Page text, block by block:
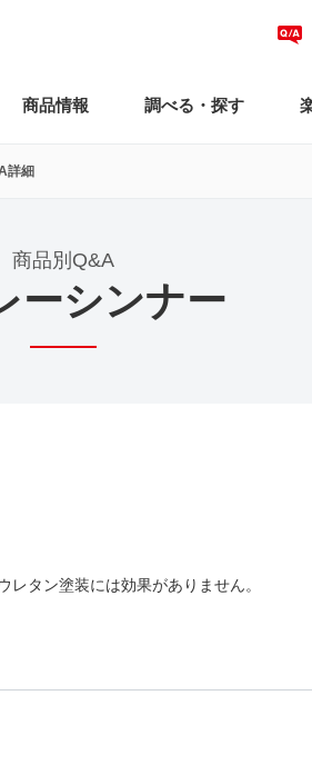
商品情報 調べる・探す
詳細
商品別Q&A
ーシンナー
タン塗装には効果がありません。